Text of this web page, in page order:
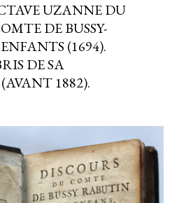
UZANNE DU
DE BUSSY-
(1694).
DE SA
1882).